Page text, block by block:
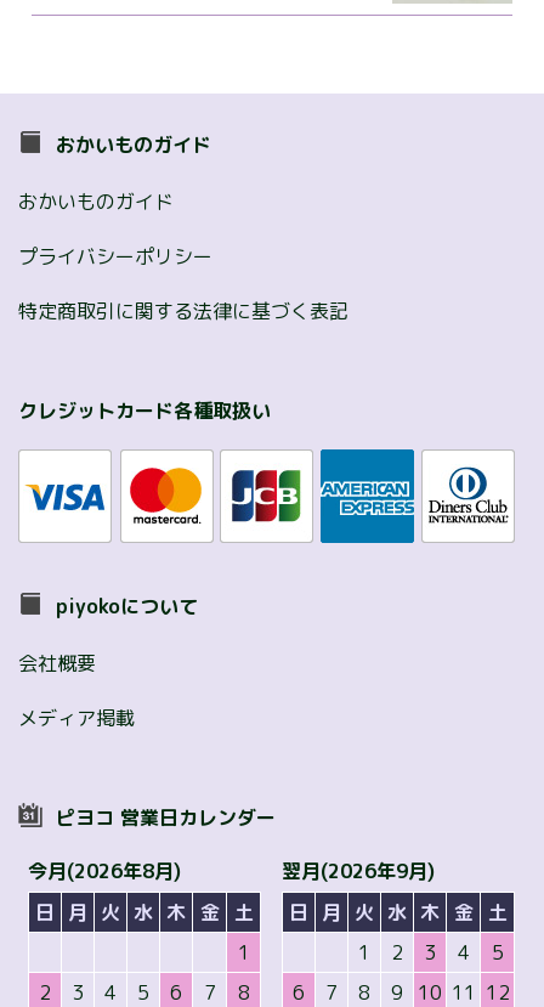
おかいものガイド
おかいものガイド
プライバシーポリシー
特定商取引に関する法律に基づく表記
クレジットカード各種取扱い
piyokoについて
会社概要
メディア掲載
ピヨコ 営業日カレンダー
今月(2026年8月)
日
月 火 水 木 金 土
1
2
3 4 5 6 7
8
翌月(2026年9月)
日
月 火 水 木 金
土
1
2 3 4
5
6
7 8 9 10 11 12